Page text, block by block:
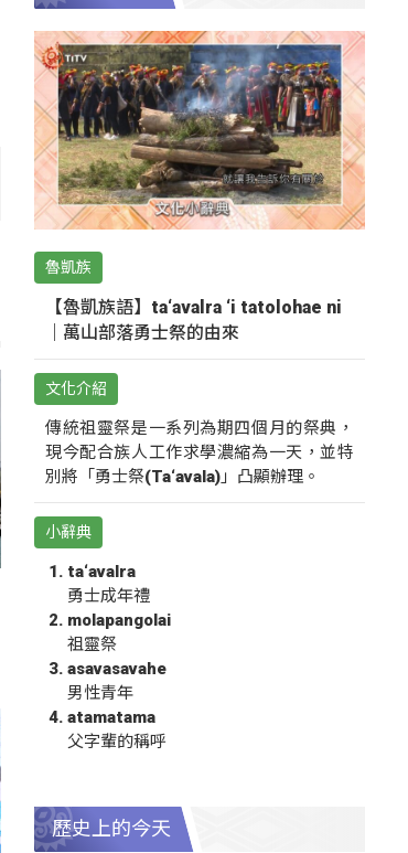
魯凱族
【魯凱族語】ta‘avalra ‘i tatolohae ni
｜萬山部落勇士祭的由來
文化介紹
傳統祖靈祭是一系列為期四個月的祭典，
現今配合族人工作求學濃縮為一天，並特
別將「勇士祭(Ta‘avala)」凸顯辦理。
小辭典
ta‘avalra
勇士成年禮
molapangolai
祖靈祭
asavasavahe
男性青年
atamatama
父字輩的稱呼
歷史上的今天